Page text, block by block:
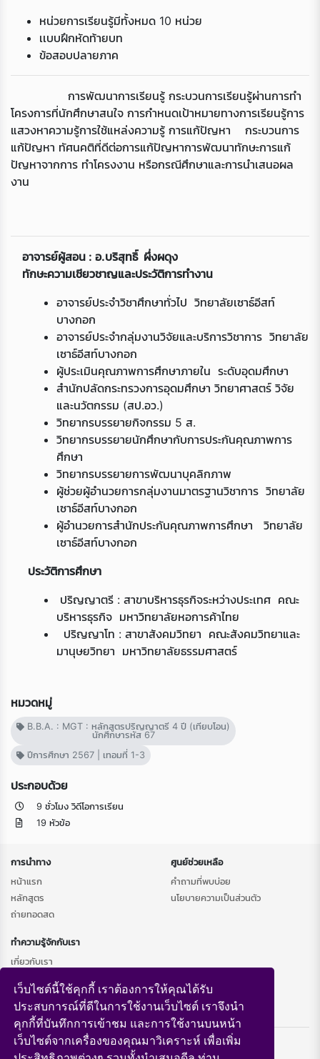
เว็บไซต์นี้ใช้คุกกี้ เราต้องการให้คุณได้รับ
ประสบการณ์ที่ดีในการใช้งานเว็บไซต์ เราจึงนำ
คุกกี้ที่บันทึกการเข้าชม และการใช้งานบนหน้า
เว็บไซต์จากเครื่องของคุณมาวิเคราะห์ เพื่อเพิ่ม
หน่วยการเรียนรู้มีทั้งหมด 10 หน่วย
เเบบฝึกหัดท้ายบท
ข้อสอบปลายภาค
การพัฒนาการเรียนรู้ กระบวนการเรียนรู้ผ่านการทำ
โครงการที่นักศึกษาสนใจ การกำหนดเป้าหมายทางการเรียนรู้การ
แสวงหาความรู้การใช้แหล่งความรู้ การแก้ปัญหา กระบวนการ
แก้ปัญหา ทัศนคติที่ดีต่อการแก้ปัญหาการพัฒนาทักษะการแก้
ปัญหาจากการ ทำโครงงาน หรือกรณีศึกษาและการนำเสนอผล
งาน
อาจารย์ผู้สอน : อ.บริสุทธิ์ ผึ่งผดุง
ทักษะความเชียวชาญและประวัติการทำงาน
อาจารย์ประจำวิชาศึกษาทั่วไป วิทยาลัยเซาธ์อีสท์
บางกอก
อาจารย์ประจำกลุ่มงานวิจัยและบริการวิชาการ วิทยาลัย
เซาธ์อีสท์บางกอก
ผู้ประเมินคุณภาพการศึกษาภายใน ระดับอุดมศึกษา
สำนักปลัดกระทรวงการอุดมศึกษา วิทยาศาสตร์ วิจัย
และนวัตกรรม (สป.อว.)
วิทยากรบรรยายกิจกรรม 5 ส.
วิทยากรบรรยายนักศึกษากับการประกันคุณภาพการ
ศึกษา
วิทยากรบรรยายการพัฒนาบุคลิกภาพ
ผู้ช่วยผู้อำนวยการกลุ่มงานมาตรฐานวิชาการ วิทยาลัย
เซาธ์อีสท์บางกอก
ผู้อำนวยการสำนักประกันคุณภาพการศึกษา วิทยาลัย
เซาธ์อีสท์บางกอก
ประวัติการศึกษา
ปริญญาตรี : สาขาบริหารธุรกิจระหว่างประเทศ คณะ
บริหารธุรกิจ มหาวิทยาลัยหอการค้าไทย
ปริญญาโท : สาขาสังคมวิทยา คณะสังคมวิทยาและ
มานุษยวิทยา มหาวิทยาลัยธรรมศาสตร์
หมวดหมู่
B.B.A. : MGT : หลักสูตรปริญญาตรี 4 ปี (เทียบโอน)
นักศึกษารหัส 67
ปีการศึกษา 2567 | เทอมที่ 1-3
ประกอบด้วย
9 ชั่วโมง วิดีโอการเรียน
19 หัวข้อ
การนำทาง
หน้าแรก
หลักสูตร
ถ่ายทอดสด
ศูนย์ช่วยเหลือ
คำถามที่พบบ่อย
นโยบายความเป็นส่วนตัว
ทำความรู้จักกับเรา
เกี่ยวกับเรา
Copyright © 2026 Southeast LMS
Powered by
- v4.10.7
Loading...